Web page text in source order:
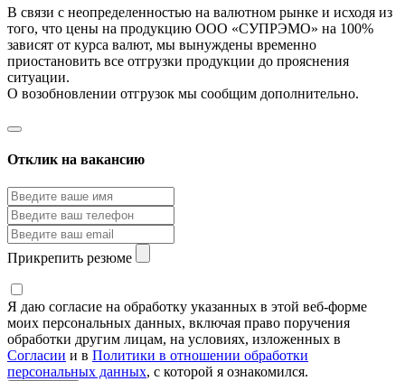
В связи с неопределенностью на валютном рынке и исходя из
того, что цены на продукцию ООО «СУПРЭМО» на 100%
зависят от курса валют, мы вынуждены временно
приостановить все отгрузки продукции до прояснения
ситуации.
О возобновлении отгрузок мы сообщим дополнительно.
Отклик на вакансию
Прикрепить резюме
Я даю согласие на обработку указанных в этой веб-форме
моих персональных данных, включая право поручения
обработки другим лицам, на условиях, изложенных в
Согласии и в Политики в отношении обработки
персональных данных, с которой я ознакомился.